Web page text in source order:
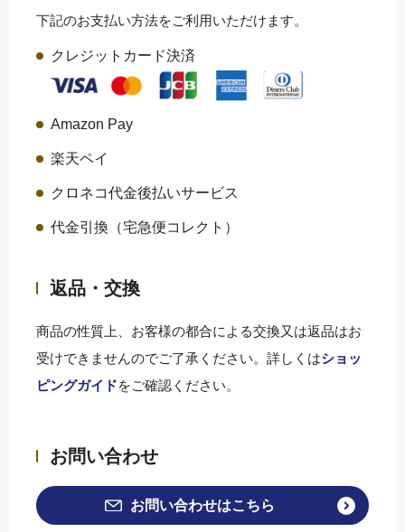
下記のお支払い方法をご利用いただけます。
クレジットカード決済
Amazon Pay
楽天ペイ
クロネコ代金後払いサービス
代金引換（宅急便コレクト）
返品・交換
商品の性質上、お客様の都合による交換又は返品はお
受けできませんのでご了承ください。詳しくはショッ
ピングガイドをご確認ください。
お問い合わせ
お問い合わせはこちら